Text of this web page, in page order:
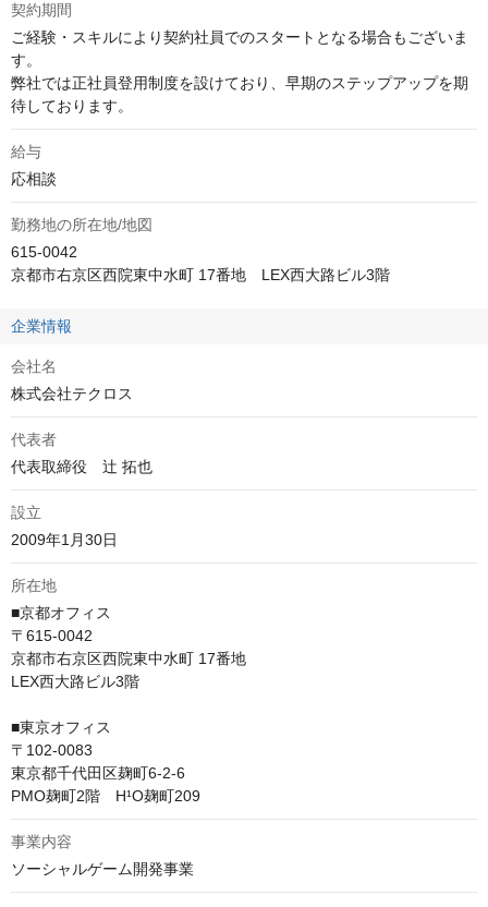
契約期間
ご経験・スキルにより契約社員でのスタートとなる場合もございま
す。
弊社では正社員登用制度を設けており、早期のステップアップを期
待しております。
給与
応相談
勤務地の所在地/地図
615-0042
京都市右京区西院東中水町 17番地　LEX西大路ビル3階
企業情報
会社名
株式会社テクロス
代表者
代表取締役　辻 拓也
設立
2009年1月30日
所在地
■京都オフィス
〒615-0042
京都市右京区西院東中水町 17番地
LEX西大路ビル3階
■東京オフィス
〒102-0083
東京都千代田区麹町6-2-6
PMO麹町2階　H¹O麹町209
事業内容
ソーシャルゲーム開発事業